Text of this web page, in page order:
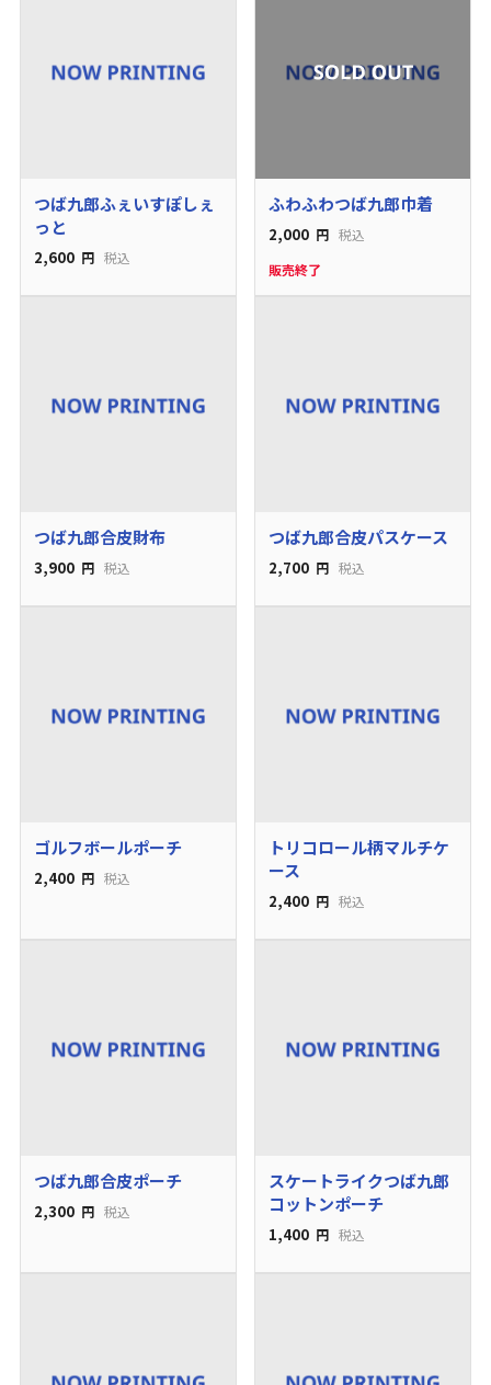
つば九郎ふぇいすぽしぇ
っと
2,600 円 税込
ふわふわつば九郎巾着
2,000 円 税込
販売終了
つば九郎合皮財布
3,900 円 税込
つば九郎合皮パスケース
2,700 円 税込
ゴルフボールポーチ
2,400 円 税込
トリコロール柄マルチケ
ース
2,400 円 税込
つば九郎合皮ポーチ
2,300 円 税込
スケートライクつば九郎
コットンポーチ
1,400 円 税込